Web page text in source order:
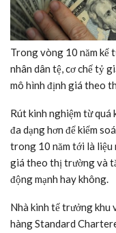
Trong vòng 10 năm kể
nhân dân tệ, cơ chế tỷ
mô hình định giá theo
Rút kinh nghiệm từ quá
đa dạng hơn để kiểm
trong 10 năm tới là liệu
giá theo thị trường và
động mạnh hay không.
Nhà kinh tế trưởng khu
hàng Standard